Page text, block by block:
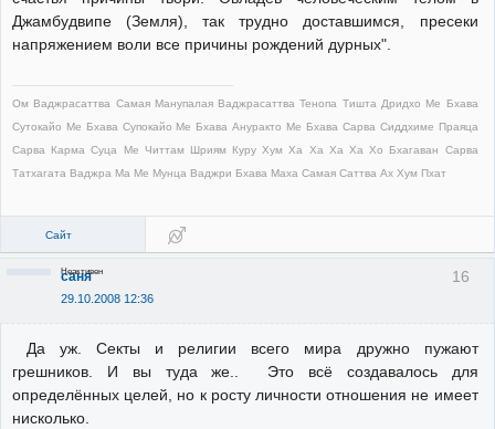
Джамбудвипе (Земля), так трудно доставшимся, пресеки
напряжением воли все причины рождений дурных".
Ом Ваджрасаттва Самая Манупалая Ваджрасаттва Тенопа Тишта Дридхо Ме Бхава
Сутокайо Ме Бхава Супокайо Ме Бхава Ануракто Ме Бхава Сарва Сиддхиме Праяца
Сарва Карма Суца Ме Читтам Шриям Куру Хум Ха Ха Ха Ха Хо Бхагаван Сарва
Татхагата Ваджра Ма Ме Мунца Ваджри Бхава Маха Самая Саттва Ах Хум Пхат
Сайт
16
саня
29.10.2008 12:36
Неактивен
Да уж. Секты и религии всего мира дружно пужают
грешников. И вы туда же.. Это всё создавалось для
определённых целей, но к росту личности отношения не имеет
нисколько.